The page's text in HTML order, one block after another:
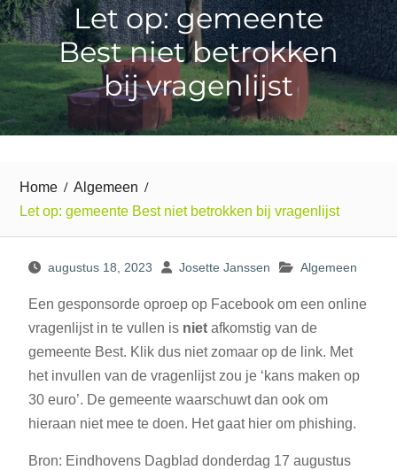
Let op: gemeente
Best niet betrokken
bij vragenlijst
Home
Algemeen
Let op: gemeente Best niet betrokken bij vragenlijst
augustus 18, 2023 Josette Janssen Algemeen
Een gesponsorde oproep op Facebook om een online
vragenlijst in te vullen is nietafkomstig van de
gemeente Best. Klik dus niet zomaar op de link. Met
het invullen van de vragenlijst zou je ‘kans maken op
30 euro’. De gemeente waarschuwt dan ook om
hieraan niet mee te doen. Het gaat hier om phishing.
Bron: Eindhovens Dagblad donderdag 17 augustus